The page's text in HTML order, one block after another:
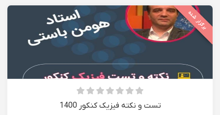
برگزار شده
تست و نکته فیزیک کنکور 1400